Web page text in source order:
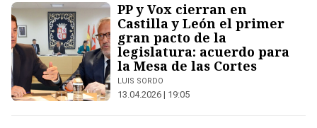
PP y Vox cierran en
Castilla y León el primer
gran pacto de la
legislatura: acuerdo para
la Mesa de las Cortes
LUIS SORDO
13.04.2026 | 19:05